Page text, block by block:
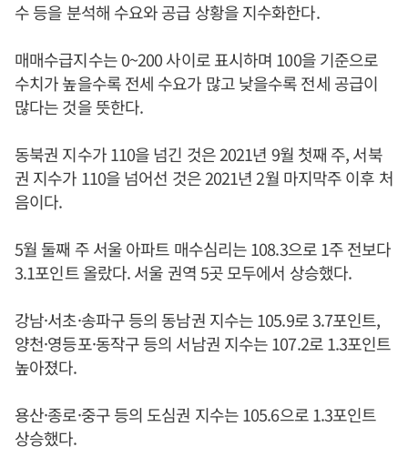
수 등을 분석해 수요와 공급 상황을 지수화한다.
매매수급지수는 0~200 사이로 표시하며 100을 기준으로
수치가 높을수록 전세 수요가 많고 낮을수록 전세 공급이
많다는 것을 뜻한다.
동북권 지수가 110을 넘긴 것은 2021년 9월 첫째 주, 서북
권 지수가 110을 넘어선 것은 2021년 2월 마지막주 이후 처
음이다.
5월 둘째 주 서울 아파트 매수심리는 108.3으로 1주 전보다
3.1포인트 올랐다. 서울 권역 5곳 모두에서 상승했다.
강남·서초·송파구 등의 동남권 지수는 105.9로 3.7포인트,
양천·영등포·동작구 등의 서남권 지수는 107.2로 1.3포인트
높아졌다.
용산·종로·중구 등의 도심권 지수는 105.6으로 1.3포인트
상승했다.